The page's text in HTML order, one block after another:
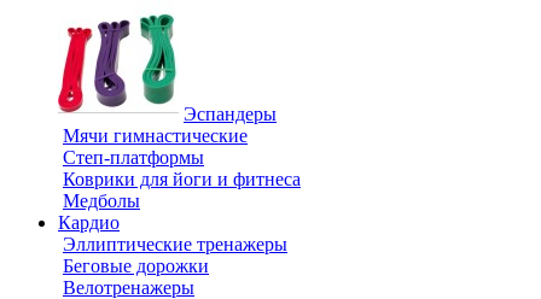
Эспандеры
Мячи гимнастические
Степ-платформы
Коврики для йоги и фитнеса
Медболы
Кардио
Эллиптические тренажеры
Беговые дорожки
Велотренажеры